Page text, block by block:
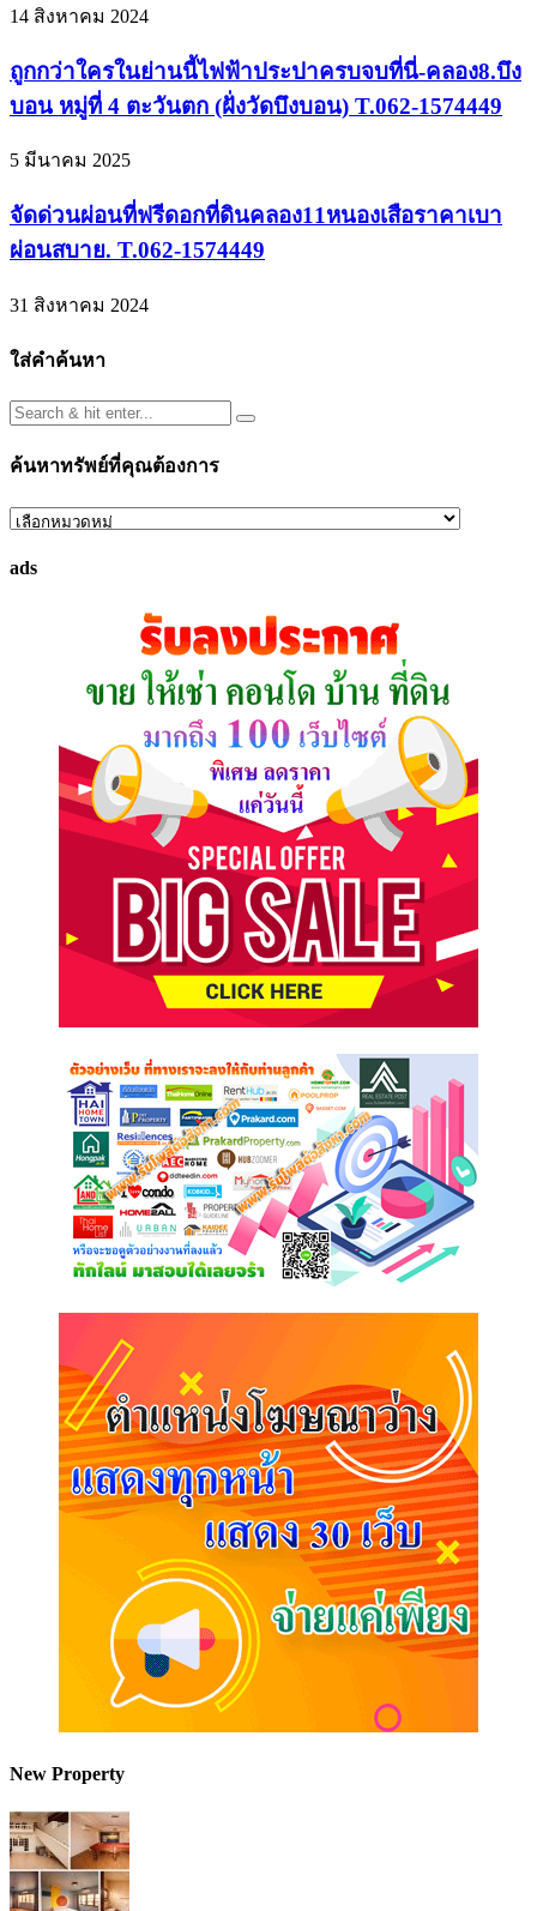
14 สิงหาคม 2024
ถูกกว่าใครในย่านนี้ไฟฟ้าประปาครบจบที่นี่-คลอง8.บึง
บอน หมู่ที่ 4 ตะวันตก (ฝั่งวัดบึงบอน) T.062-1574449
5 มีนาคม 2025
จัดด่วนผ่อนที่ฟรีดอกที่ดินคลอง11หนองเสือราคาเบา
ผ่อนสบาย. T.062-1574449
31 สิงหาคม 2024
ใส่คำค้นหา
ค้นหาทรัพย์ที่คุณต้องการ
ค้นหา
ที่
ads
New Property